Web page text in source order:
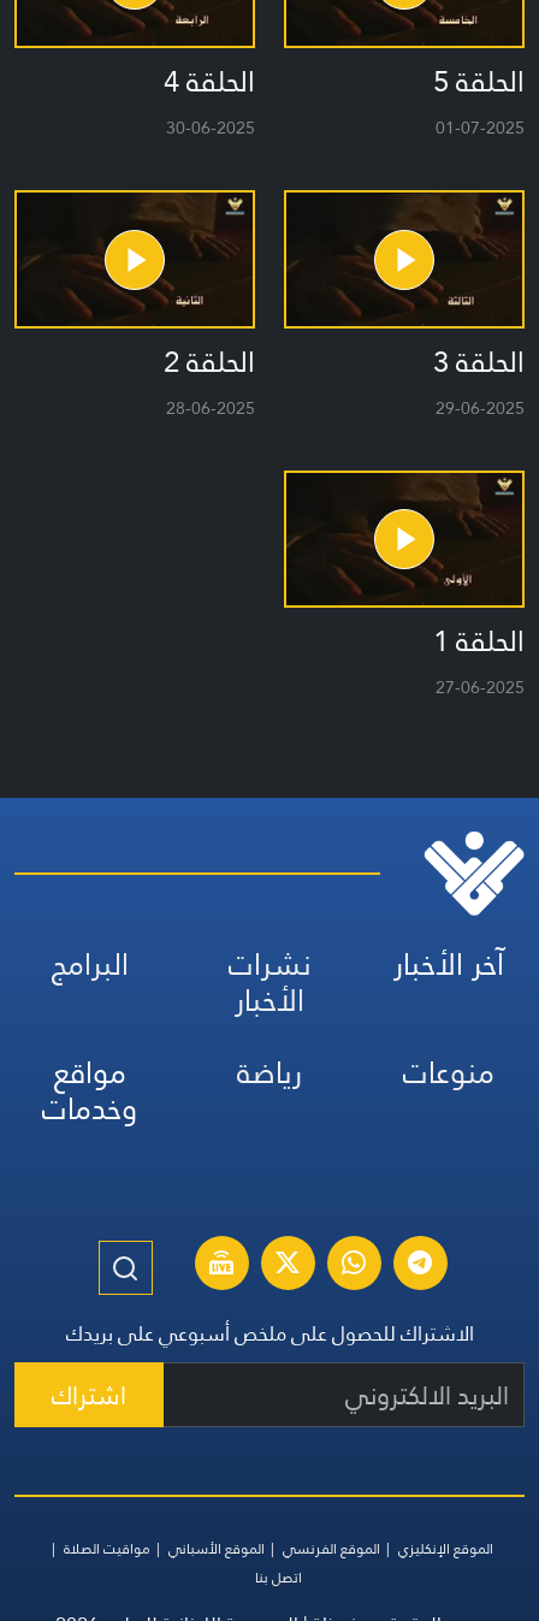
الحلقة 5
01-07-2025
الحلقة 4
30-06-2025
الحلقة 3
29-06-2025
الحلقة 2
28-06-2025
الحلقة 1
27-06-2025
آخر الأخبار نشرات
الأخبار
البرامج
منوعات
رياضة مواقع
وخدمات
الاشتراك للحصول على ملخص أسبوعي على بريدك
اشتراك
الموقع الإنكليزي الموقع الفرنسي الموقع الأسباني
مواقيت الصلاة
اتصل بنا